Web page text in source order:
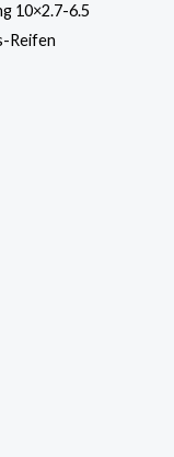
10×2.7-6.5
Reifen